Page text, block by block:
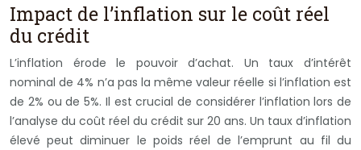
Impact de l’inflation sur le coût réel
du crédit
L’inflation érode le pouvoir d’achat. Un taux d’intérêt
nominal de 4% n’a pas la même valeur réelle si l’inflation est
de 2% ou de 5%. Il est crucial de considérer l’inflation lors de
l’analyse du coût réel du crédit sur 20 ans. Un taux d’inflation
élevé peut diminuer le poids réel de l’emprunt au fil du